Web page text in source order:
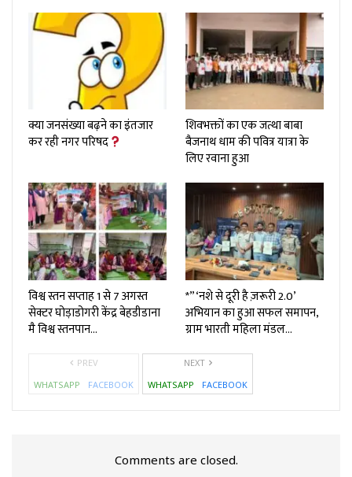
क्या जनसंख्या बढ़ने का इंतजार
कर रही नगर परिषद
शिवभक्तों का एक जत्था बाबा
बैजनाथ धाम की पवित्र यात्रा के
लिए रवाना हुआ
विश्व स्तन सप्ताह 1 से 7 अगस्त
सेक्टर घोड़ाडोगरी केंद्र बेहडीडाना
मै विश्व स्तनपान…
*”‘नशे से दूरी है ज़रूरी 2.0’
अभियान का हुआ सफल समापन,
ग्राम भारती महिला मंडल…
PREV
WHATSAPP
FACEBOOK
NEXT
WHATSAPP
FACEBOOK
Comments are closed.